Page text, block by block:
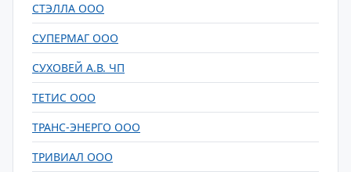
СТЭЛЛА ООО
СУПЕРМАГ ООО
СУХОВЕЙ А.В. ЧП
ТЕТИС ООО
ТРАНС-ЭНЕРГО ООО
ТРИВИАЛ ООО